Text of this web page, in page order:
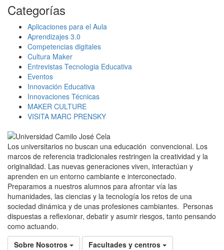
Categorías
Aplicaciones para el Aula
Aprendizajes 3.0
Competencias digitales
Cultura Maker
Entrevistas Tecnologia Educativa
Eventos
Innovación Educativa
Innovaciones Técnicas
MAKER CULTURE
VISITA MARC PRENSKY
Los universitarios no buscan una educación convencional. Los
marcos de referencia tradicionales restringen la creatividad y la
originalidad. Las nuevas generaciones viven, interactúan y
aprenden en un entorno cambiante e interconectado.
Preparamos a nuestros alumnos para afrontar vía las
humanidades, las ciencias y la tecnología los retos de una
sociedad dinámica y de unas profesiones cambiantes. Personas
dispuestas a reflexionar, debatir y asumir riesgos, tanto pensando
como actuando.
Sobre Nosotros
Facultades y centros